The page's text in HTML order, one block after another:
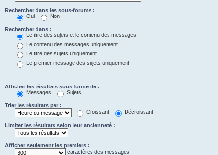
Rechercher dans les sous-forums :
Oui
Non
Rechercher dans :
Le titre des sujets et le contenu des messages
Le contenu des messages uniquement
Le titre des sujets uniquement
Le premier message des sujets uniquement
Afficher les résultats sous forme de :
Messages
Sujets
Trier les résultats par :
Croissant
Décroissant
Limiter les résultats selon leur ancienneté :
Afficher seulement les premiers :
caractères des messages